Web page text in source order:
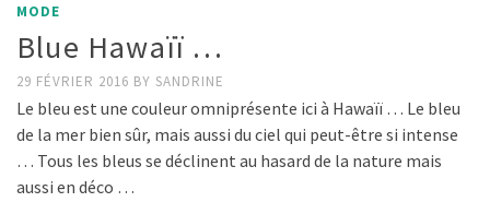
MODE
Blue Hawaïï …
29 FÉVRIER 2016 BY SANDRINE
Le bleu est une couleur omniprésente ici à Hawaïï … Le bleu
de la mer bien sûr, mais aussi du ciel qui peut-être si intense
… Tous les bleus se déclinent au hasard de la nature mais
aussi en déco …